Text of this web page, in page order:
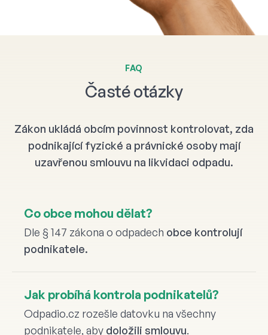
FAQ
Časté otázky
Zákon ukládá obcím povinnost kontrolovat, zda
podnikající fyzické a právnické osoby mají
uzavřenou smlouvu na likvidaci odpadu.
Co obce mohou dělat?
Dle § 147 zákona o odpadech obce kontrolují
podnikatele.
Jak probíhá kontrola podnikatelů?
Odpadio.cz rozešle datovku na všechny
podnikatele, aby doložili smlouvu.